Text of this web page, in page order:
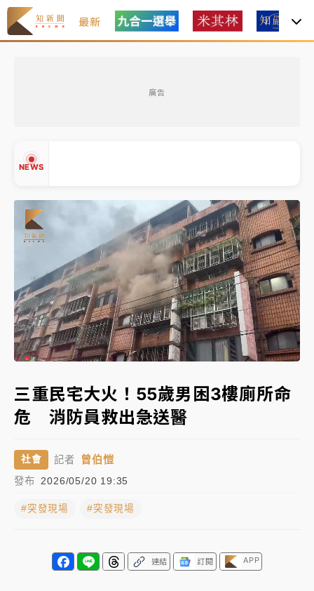
最新
廣告
NEWS
中颱白海豚環流掠北海！今明防劇烈降雨 東部高溫飆
38度
周末精選｜ 慈濟遭詐10億完整始末曝！律師掮客大玩兩
面手法 郭台銘、蔡英文成關鍵
本周爆款短影音｜
柯文哲帶電子手鐶拄拐杖現身／周玉
蔻蔡玉真開撕爆料
周末精選｜ 跨境網購族注意！EZ Way若改由政府委
任 預算難關如何解？
蔣萬安的建中同學！47歲法律學霸戰桃園 公開上任首
要3件事
買1送1
白海豚逼近！新北高灘地停車場下午4時強制拖吊 中午
中颱白海豚環流掠北海！今明防劇烈降雨 東部高溫飆
38度
周末精選｜
慈濟遭詐10億完整始末曝！律師掮客大玩兩
本周爆款短影音｜ 柯文哲帶電子手鐶拄拐杖現身／周玉
蔻蔡玉真開撕爆料
▲
Unmute Loaded:
100.00%
三重民宅大火！55歲男困3樓廁所命
危 消防員救出急送醫
社會 記者 曾伯愷
發布 2026/05/20 19:35
#突發現場 #突發現場
連結 訂閱 APP